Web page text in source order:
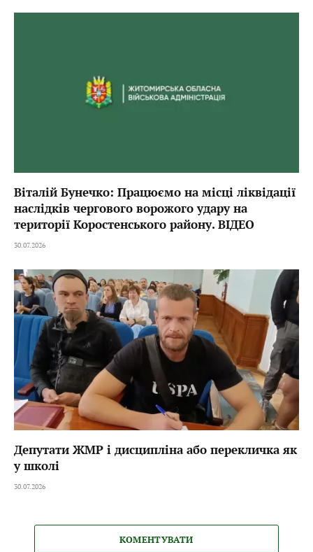
Віталій Бунечко: Працюємо на місці ліквідації
наслідків чергового ворожого удару на
території Коростенського району. ВІДЕО
30.07.2026
Депутати ЖМР і дисципліна або перекличка як
у школі
30.07.2026
КОМЕНТУВАТИ